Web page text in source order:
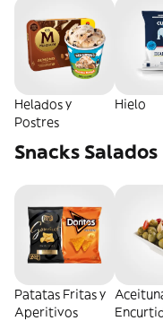
Helados y
Postres
Hielo
Snacks Salados
Patatas Fritas y
Aperitivos